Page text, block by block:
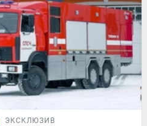
ЭКСКЛЮЗИВ